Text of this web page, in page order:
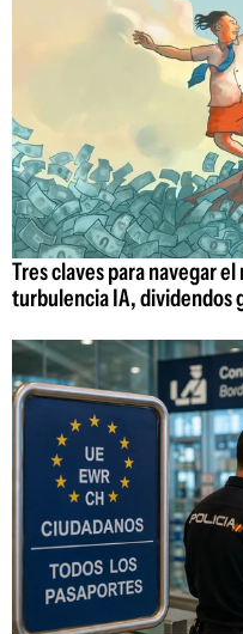
Tres claves para navegar
turbulencia IA, dividendos